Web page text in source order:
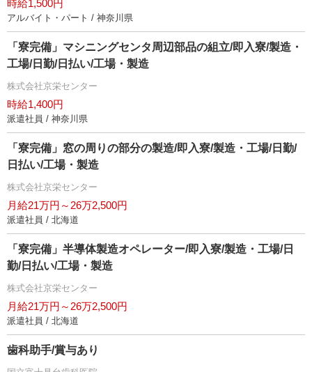
時給1,500円
アルバイト・パート / 神奈川県
「寮完備」マシニングセンタ周辺部品の組立/即入寮/製造・
工場/日勤/日払い/工場・製造
株式会社京栄センター
時給1,400円
派遣社員 / 神奈川県
「寮完備」窓の周りの部分の製造/即入寮/製造・工場/日勤/
日払い/工場・製造
株式会社京栄センター
月給21万円～26万2,500円
派遣社員 / 北海道
「寮完備」半導体製造オペレーター/即入寮/製造・工場/日
勤/日払い/工場・製造
株式会社京栄センター
月給21万円～26万2,500円
派遣社員 / 北海道
歯科助手/賞与あり